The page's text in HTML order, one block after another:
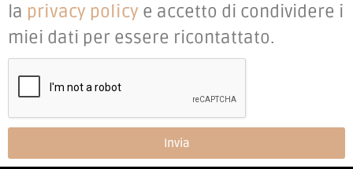
la privacy policy e accetto di condividere i
miei dati per essere ricontattato.
Invia